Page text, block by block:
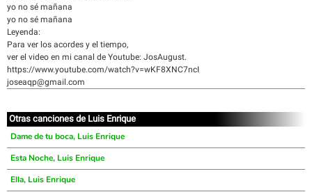
yo no sé mañana
yo no sé mañana
Leyenda:
Para ver los acordes y el tiempo,
ver el video en mi canal de Youtube: JosAugust.
https://www.youtube.com/watch?v=wKF8XNC7ncI
joseaqp@gmail.com
Otras canciones de Luis Enrique
Dame de tu boca, Luis Enrique
Esta Noche, Luis Enrique
Ella, Luis Enrique